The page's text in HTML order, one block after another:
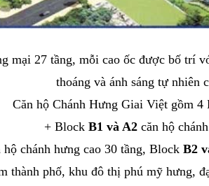
mại 27 tầng, mỗi cao ốc được bố trí
thoáng và ánh sáng tự nhiên
Căn hộ Chánh Hưng Giai Việt gồm 4
+ Block B1 và A2 căn hộ
hộ chánh hưng cao 30 tầng, Block B2
thành phố, khu đô thị phú mỹ hưng,